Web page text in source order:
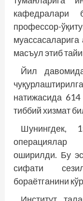
кафедралари
профессор-
масъул этиб
Йил
натижасида
тиббий хизмат
Шунингдек,
оширилди. Бу
сифати
бораётганини